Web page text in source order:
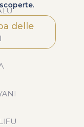
delle